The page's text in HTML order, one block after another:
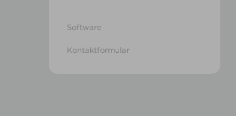
Software
Kontaktformular